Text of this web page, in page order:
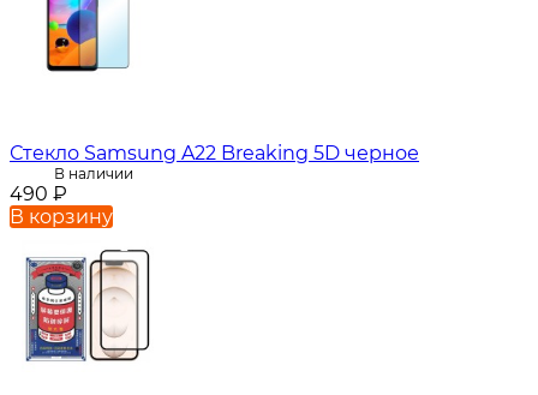
Стекло Samsung A22 Breaking 5D черное
В наличии
490 ₽
В корзину